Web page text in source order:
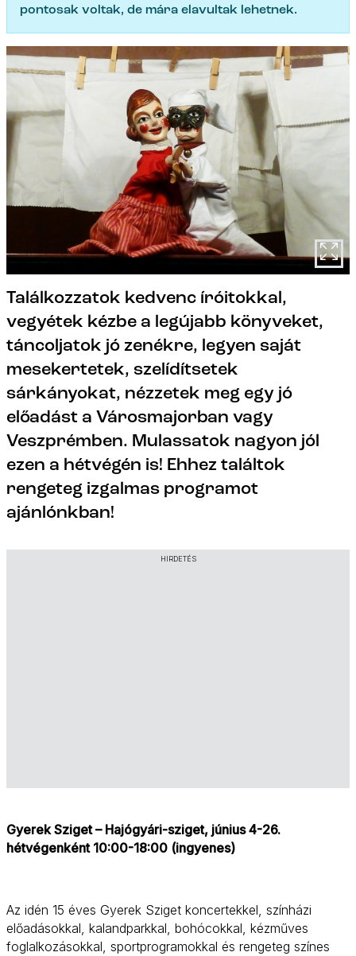
pontosak voltak, de mára elavultak lehetnek.
Találkozzatok kedvenc íróitokkal,
vegyétek kézbe a legújabb könyveket,
táncoljatok jó zenékre, legyen saját
mesekertetek, szelídítsetek
sárkányokat, nézzetek meg egy jó
előadást a Városmajorban vagy
Veszprémben. Mulassatok nagyon jól
ezen a hétvégén is! Ehhez találtok
rengeteg izgalmas programot
ajánlónkban!
HIRDETÉS
Gyerek Sziget – Hajógyári-sziget, június 4-26.
hétvégenként 10:00-18:00 (ingyenes)
Az idén 15 éves Gyerek Sziget koncertekkel, színházi
előadásokkal, kalandparkkal, bohócokkal, kézműves
foglalkozásokkal, sportprogramokkal és rengeteg színes